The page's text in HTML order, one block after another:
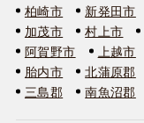
柏崎市
新発田市
加茂市
村上市
阿賀野市
上越市
胎内市
北蒲原郡
三島郡
南魚沼郡